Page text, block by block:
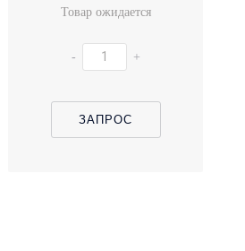
Товар ожидается
- +
ЗАПРОС